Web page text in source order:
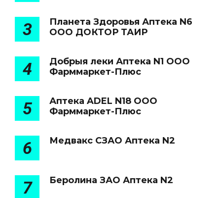
3
Планета Здоровья Аптека N6
ООО ДОКТОР ТАИР
4
Добрыя леки Аптека N1 ООО
Фарммаркет-Плюс
5
Аптека ADEL N18 ООО
Фарммаркет-Плюс
6 Медвакс СЗАО Аптека N2
7 Беролина ЗАО Аптека N2